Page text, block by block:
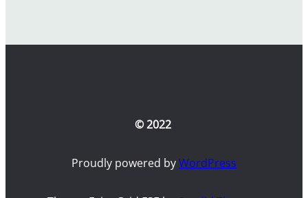
© 2022
Proudly powered byWordPress